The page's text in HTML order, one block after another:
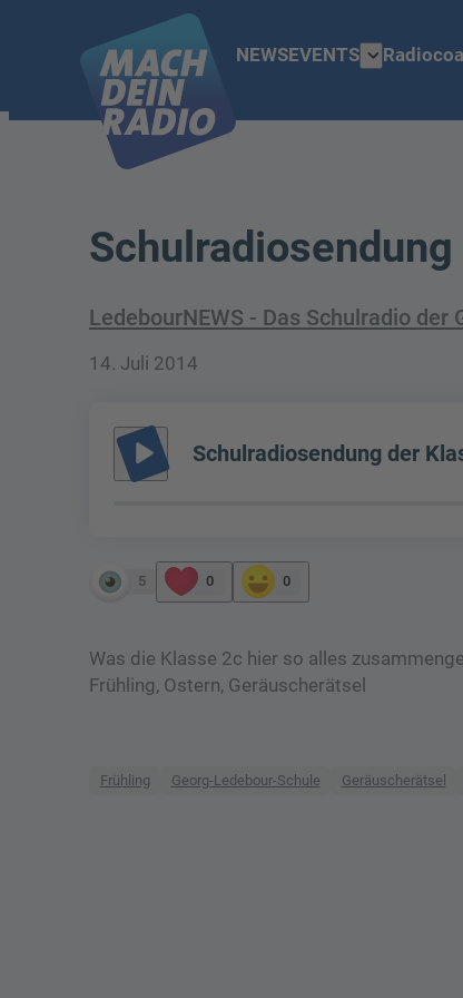
NEWSEVENTS expand_more
LedebourNEWS - Das Schulradio
14. Juli 2014
play_arrow Schulradiosendung der
5 0 0
Was die Klasse 2c hier so alles
Frühling, Ostern, Geräuscherätsel
Frühling Georg-Ledebour-Schule Geräuscherätsel